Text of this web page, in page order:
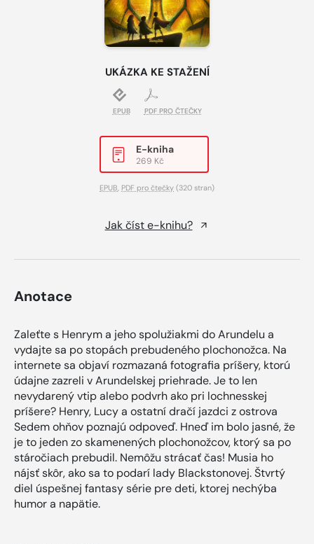
UKÁZKA KE STAŽENÍ
EPUB PDF PRO ČTEČKY
E-kniha
269 Kč
EPUB, PDF pro čtečky (320 stran)
Jak číst e-knihu?
Anotace
Zaleťte s Henrym a jeho spolužiakmi do Arundelu a
vydajte sa po stopách prebudeného plochonožca. Na
internete sa objaví rozmazaná fotografia príšery, ktorú
údajne zazreli v Arundelskej priehrade. Je to len
nevydarený vtip alebo podvrh ako pri lochnesskej
príšere? Henry, Lucy a ostatní dračí jazdci z ostrova
Sedem ohňov poznajú odpoveď. Hneď im bolo jasné, že
je to jeden zo skamenených plochonožcov, ktorý sa po
stáročiach prebudil. Nemôžu strácať čas! Musia ho
nájsť skôr, ako sa to podarí lady Blackstonovej. Štvrtý
diel úspešnej fantasy série pre deti, ktorej nechýba
humor a napätie.